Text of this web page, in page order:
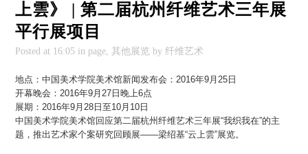
研究所 
工作室
实验室
学术交流
理论研究
上雲》 | 第二届杭州纤维艺术三年展
平行展项目
Posted at 16:05 in page, 其他展览 by 纤维艺术
地点：中国美术学院美术馆新闻发布会：2016年9月25日
开幕晚会：2016年9月27日晚上6点
展期：2016年9月28日至10月10日
中国美术学院美术馆回应第二届杭州纤维艺术三年展“我织我在”的主
题，推出艺术家个案研究回顾展——梁绍基“云上雲”展览。